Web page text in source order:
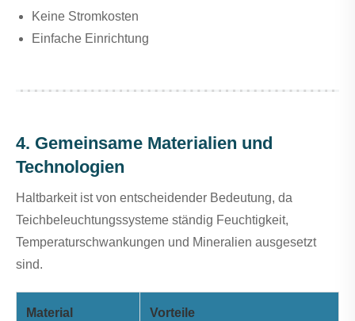
Keine Stromkosten
Einfache Einrichtung
4. Gemeinsame Materialien und
Technologien
Haltbarkeit ist von entscheidender Bedeutung, da
Teichbeleuchtungssysteme ständig Feuchtigkeit,
Temperaturschwankungen und Mineralien ausgesetzt
sind.
Material Vorteile